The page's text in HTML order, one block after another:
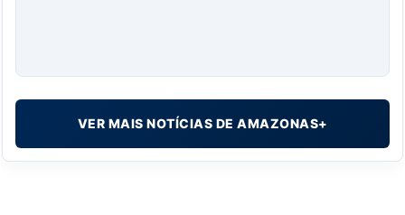
VER MAIS NOTÍCIAS DE AMAZONAS+